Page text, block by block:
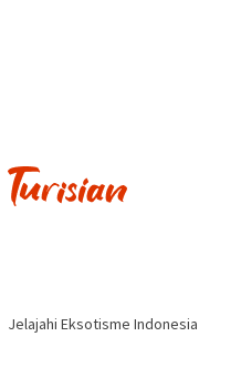
Jelajahi Eksotisme Indonesia